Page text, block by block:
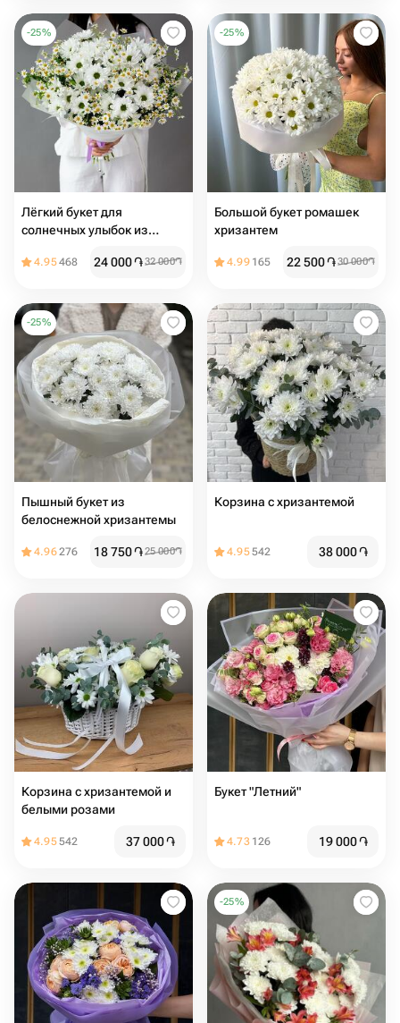
-25%
Лёгкий букет для
солнечных улыбок из
4.95468 24 000֏32 000֏
-25%
Большой букет ромашек
хризантем
4.99 165 22 500֏30 000֏
-25%
Пышный букет из
белоснежной хризантемы
4.96276 18 750֏25 000֏
Корзина с хризантемой
4.95542 38 000֏
Корзина с хризантемой и
белыми розами
4.95542 37 000֏
Букет "Летний"
4.73 126 19 000֏
-25%